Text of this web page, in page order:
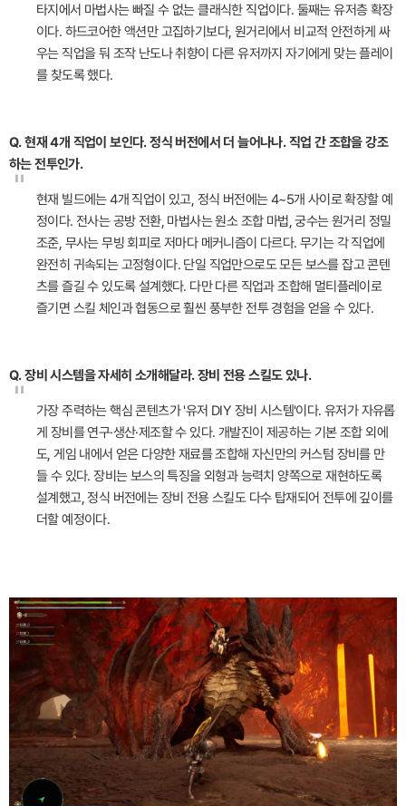
타지에서 마법사는 빠질 수 없는 클래식한 직업이다. 둘째는 유저층 확장
이다. 하드코어한 액션만 고집하기보다, 원거리에서 비교적 안전하게 싸
우는 직업을 둬 조작 난도나 취향이 다른 유저까지 자기에게 맞는 플레이
를 찾도록 했다.
Q. 현재 4개 직업이 보인다. 정식 버전에서 더 늘어나나. 직업 간 조합을 강조
하는 전투인가.
"
현재 빌드에는 4개 직업이 있고, 정식 버전에는 4~5개 사이로 확장할 예
정이다. 전사는 공방 전환, 마법사는 원소 조합 마법, 궁수는 원거리 정밀
조준, 무사는 무빙 회피로 저마다 메커니즘이 다르다. 무기는 각 직업에
완전히 귀속되는 고정형이다. 단일 직업만으로도 모든 보스를 잡고 콘텐
츠를 즐길 수 있도록 설계했다. 다만 다른 직업과 조합해 멀티플레이로
즐기면 스킬 체인과 협동으로 훨씬 풍부한 전투 경험을 얻을 수 있다.
Q. 장비 시스템을 자세히 소개해달라. 장비 전용 스킬도 있나.
"
가장 주력하는 핵심 콘텐츠가 '유저 DIY 장비 시스템'이다. 유저가 자유롭
게 장비를 연구·생산·제조할 수 있다. 개발진이 제공하는 기본 조합 외에
도, 게임 내에서 얻은 다양한 재료를 조합해 자신만의 커스텀 장비를 만
들 수 있다. 장비는 보스의 특징을 외형과 능력치 양쪽으로 재현하도록
설계했고, 정식 버전에는 장비 전용 스킬도 다수 탑재되어 전투에 깊이를
더할 예정이다.